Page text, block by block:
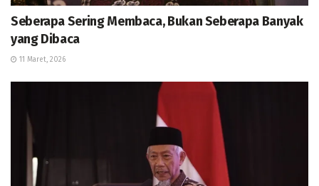
Seberapa Sering Membaca, Bukan Seberapa Banyak
yang Dibaca
11 Maret, 2026